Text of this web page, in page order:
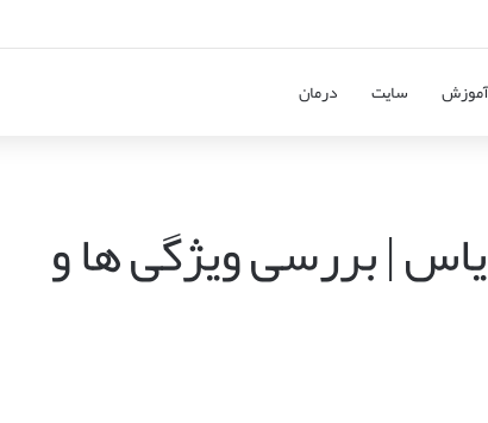
آموزش سایت درمان
| بررسی ویژگی ها و